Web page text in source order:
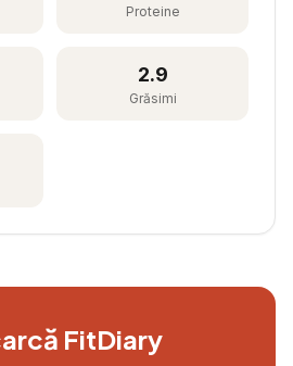
Proteine
2.9
Grăsimi
FitDiary